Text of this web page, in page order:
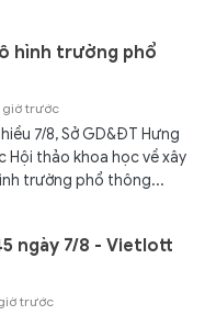
hình trường phổ
giờ trước
7/8, Sở GD&ĐT Hưng
Hội thảo khoa học về xây
trường phổ thông...
ngày 7/8 - Vietlott
trước